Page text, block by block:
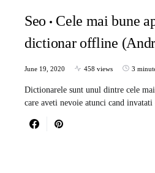
Seo
Cele mai bune
dictionar offline
June 19, 2020 458 views 3
Dictionarele sunt unul dintre cele
care aveti nevoie atunci cand